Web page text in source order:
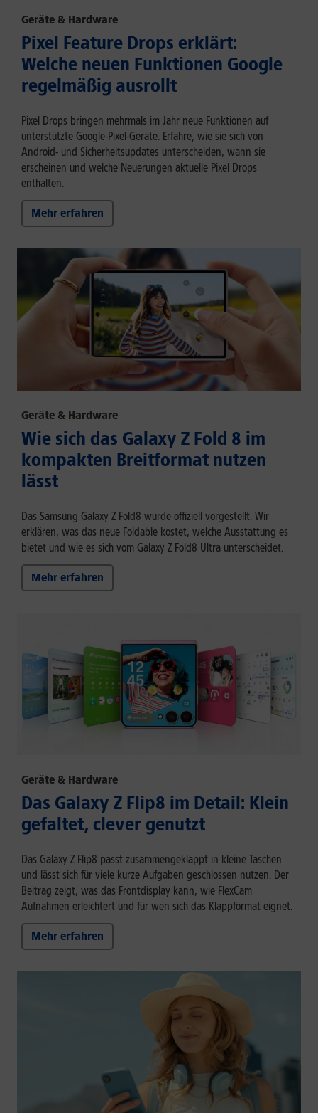
Geräte & Hardware
Pixel Feature Drops erklärt:
Welche neuen Funktionen Google
regelmäßig ausrollt
Pixel Drops bringen mehrmals im Jahr neue Funktionen auf
unterstützte Google-Pixel-Geräte. Erfahre, wie sie sich von
Android- und Sicherheitsupdates unterscheiden, wann sie
erscheinen und welche Neuerungen aktuelle Pixel Drops
enthalten.
Mehr erfahren
Geräte & Hardware
Wie sich das Galaxy Z Fold 8 im
kompakten Breitformat nutzen
lässt
Das Samsung Galaxy Z Fold8 wurde offiziell vorgestellt. Wir
erklären, was das neue Foldable kostet, welche Ausstattung es
bietet und wie es sich vom Galaxy Z Fold8 Ultra unterscheidet.
Mehr erfahren
Geräte & Hardware
Das Galaxy Z Flip8 im Detail: Klein
gefaltet, clever genutzt
Das Galaxy Z Flip8 passt zusammengeklappt in kleine Taschen
und lässt sich für viele kurze Aufgaben geschlossen nutzen. Der
Beitrag zeigt, was das Frontdisplay kann, wie FlexCam
Aufnahmen erleichtert und für wen sich das Klappformat eignet.
Mehr erfahren